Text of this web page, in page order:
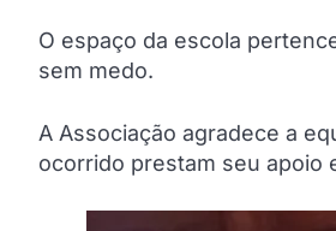
O espaço da escola
sem medo.
A Associação agradece a
ocorrido prestam seu apoio